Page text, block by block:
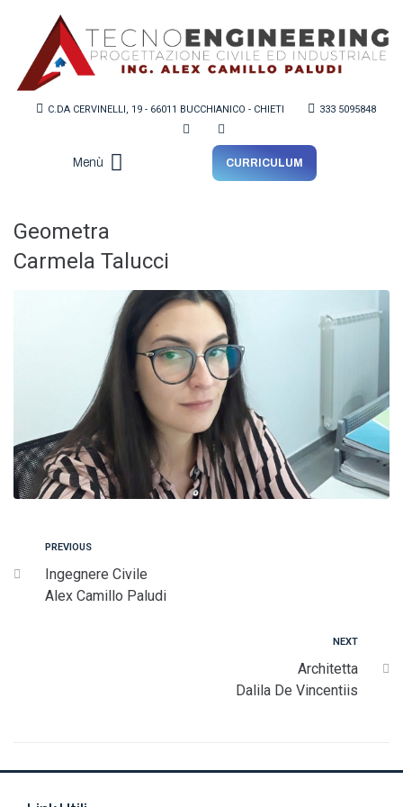
C.DA CERVINELLI, 19 - 66011 BUCCHIANICO - CHIETI 333 5095848
Menù CURRICULUM
Geometra
Carmela Talucci
PREVIOUS
Ingegnere Civile
Alex Camillo Paludi
NEXT
Architetta
Dalila De Vincentiis